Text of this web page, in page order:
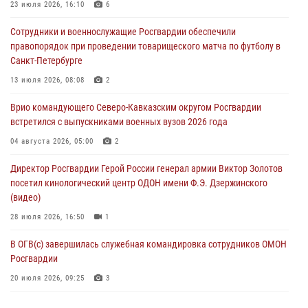
Лучшие футбольные команды Южного округа Росгвардии
09 августа 2026, 07:00
В Ульяновске росгвардейцы присоединились к донорской акции
(видео)
В регионах Урала бойцам Росгвардии в зону СВО передали свежие
тиражи газет
23 июля 2026, 16:10 6
Сотрудники и военнослужащие Росгвардии обеспечили
правопорядок при проведении товарищеского матча по футболу в
Санкт-Петербурге
13 июля 2026, 08:08 2
Врио командующего Северо-Кавказским округом Росгвардии
встретился с выпускниками военных вузов 2026 года
04 августа 2026, 05:00 2
Директор Росгвардии Герой России генерал армии Виктор Золотов
посетил кинологический центр ОДОН имени Ф.Э. Дзержинского
(видео)
28 июля 2026, 16:50 1
В ОГВ(с) завершилась служебная командировка сотрудников ОМОН
Росгвардии
20 июля 2026, 09:25 3